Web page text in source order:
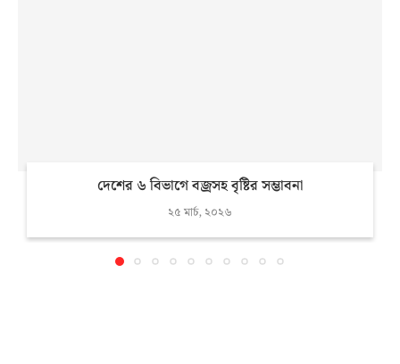
দেশের ৬ বিভাগে বজ্রসহ বৃষ্টির সম্ভাবনা
২৫ মার্চ, ২০২৬